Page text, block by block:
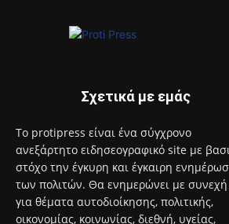
Σχετικά με εμάς
Το protipress είναι ένα σύγχρονο
ανεξάρτητο ειδησεογραφικό site με
στόχο την έγκυρη και έγκαιρη
των πολιτών. Θα ενημερώνει με
για θέματα αυτοδιοίκησης, πολιτικής,
οικονομίας, κοινωνίας, διεθνή, υγείας,